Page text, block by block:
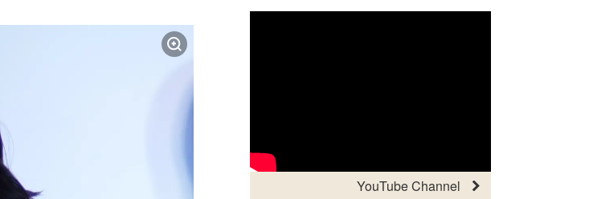
YouTube Channel